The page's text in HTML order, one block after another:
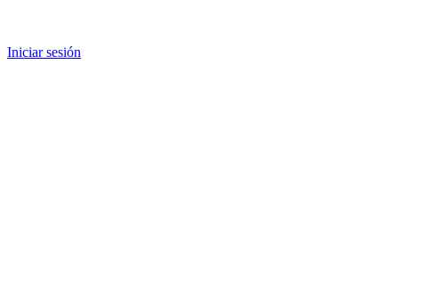
Iniciar sesión